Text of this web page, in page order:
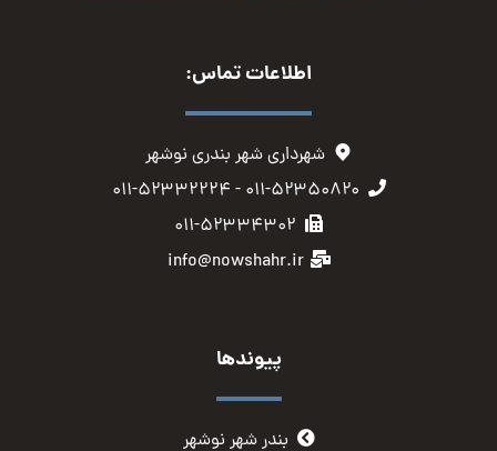
اطلاعات تماس:
شهرداری شهر بندری نوشهر
۰۱۱-۵۲۳۵۰۸۲۰ - ۰۱۱-۵۲۳۳۲۲۲۴
۰۱۱-۵۲۳۳۴۳۰۲
info@nowshahr.ir
پیوندها
بندر شهر نوشهر